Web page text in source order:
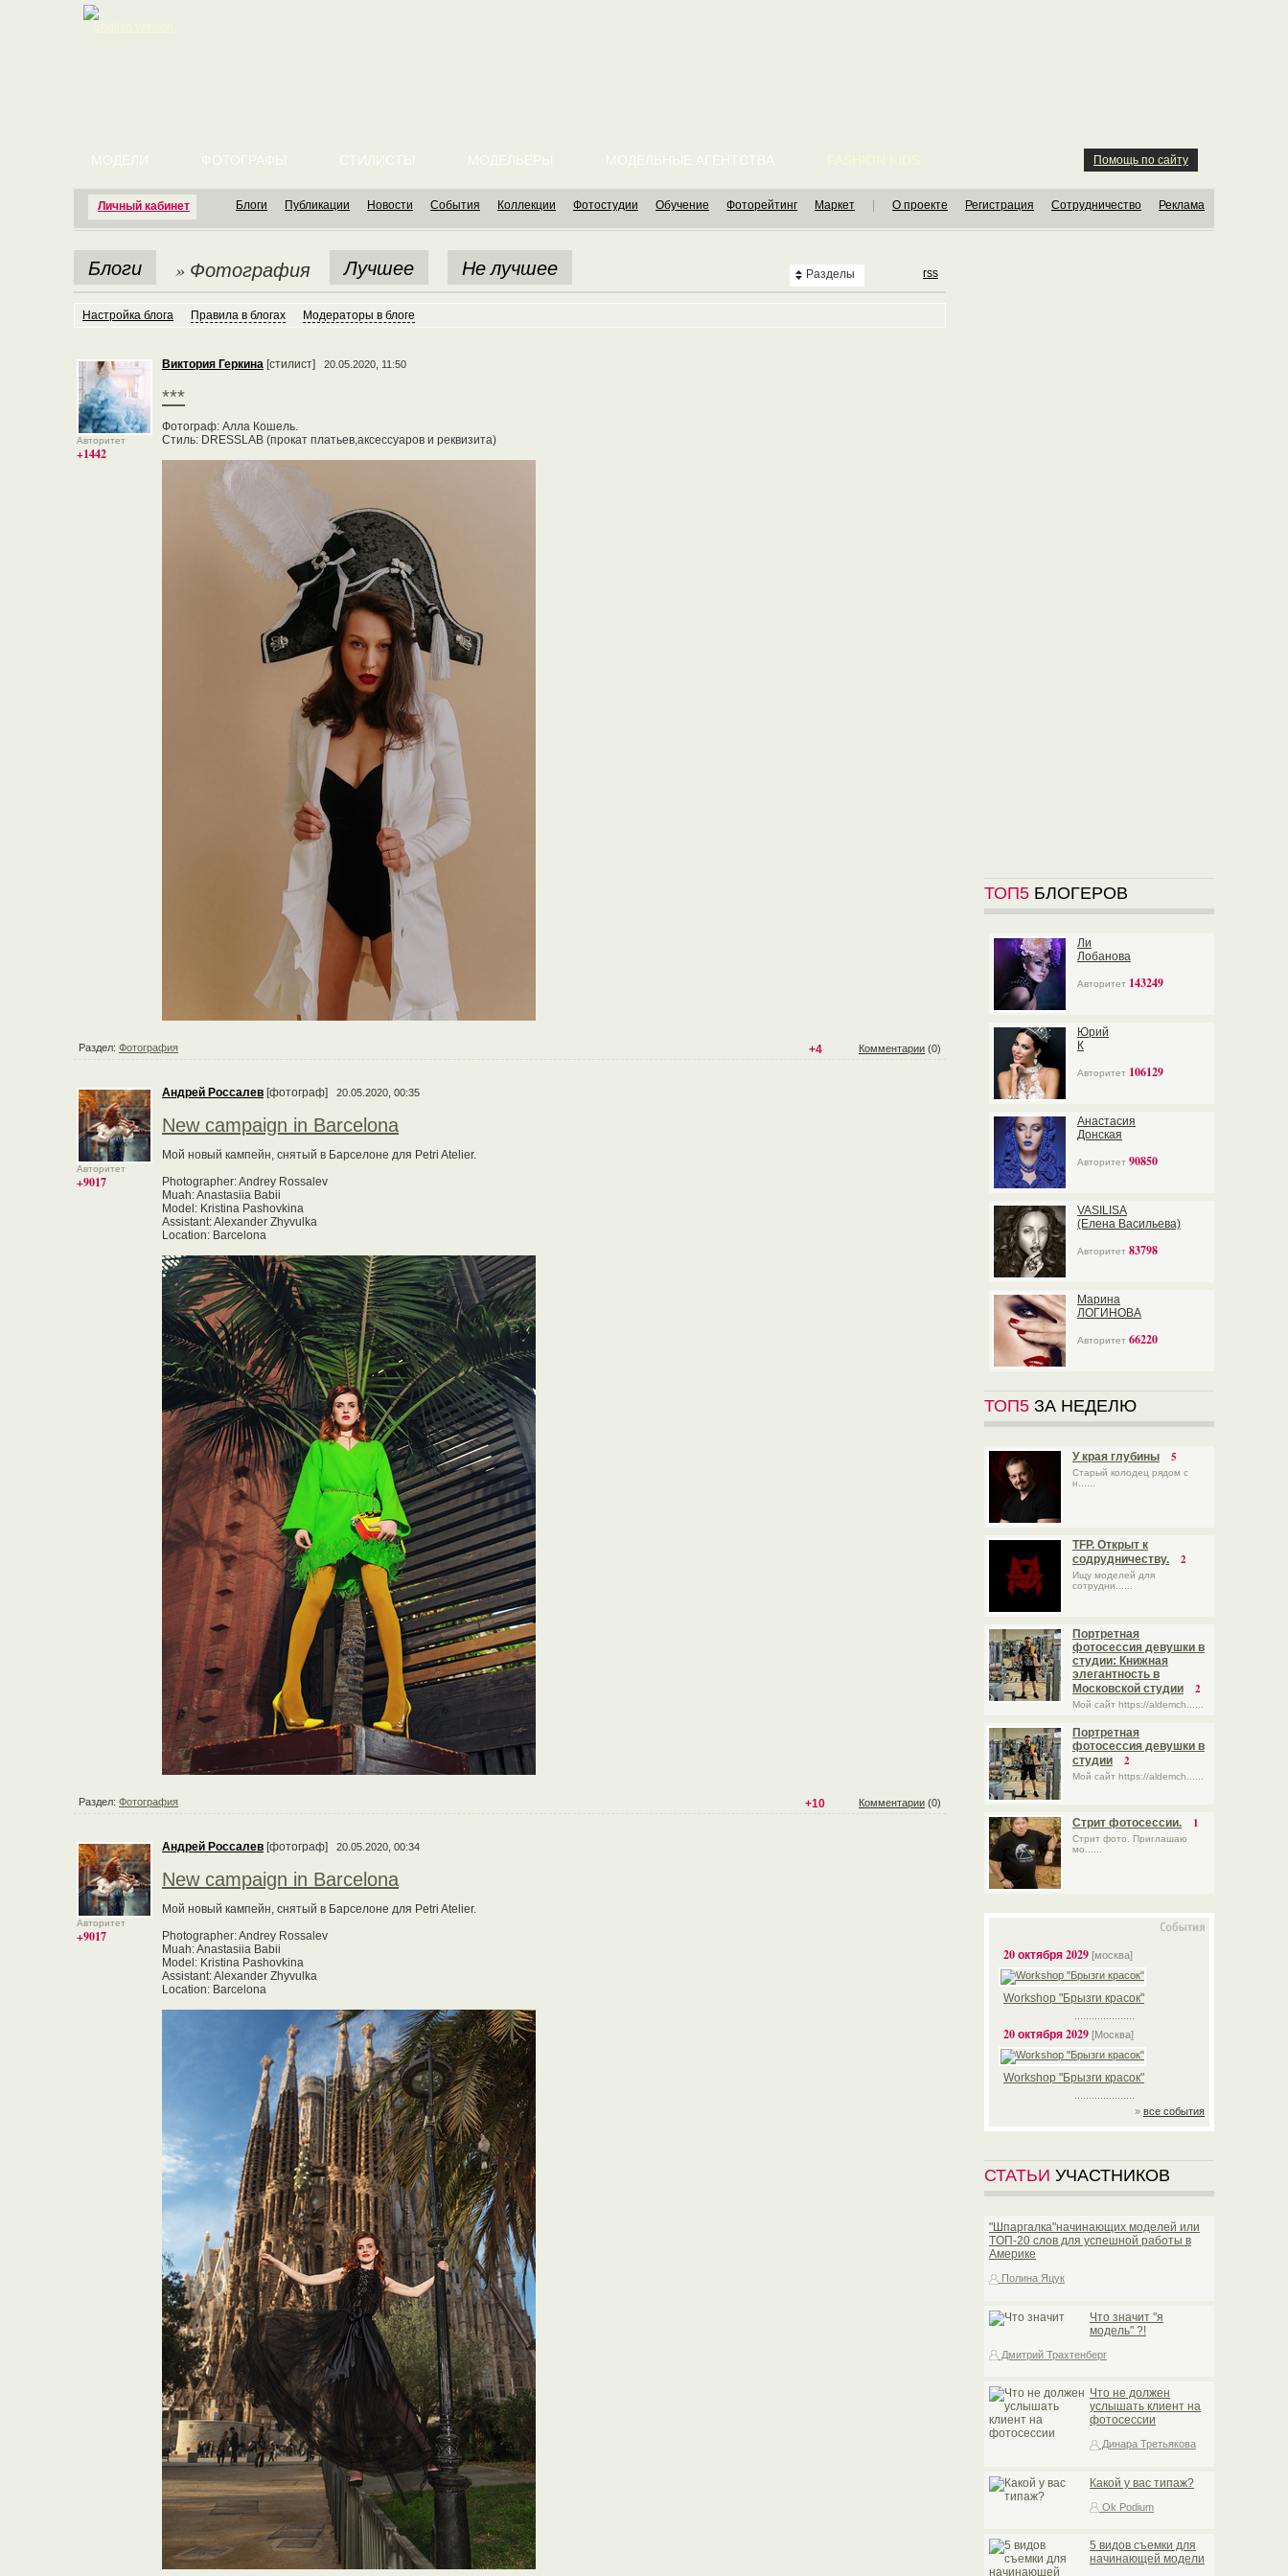
Личный кабинет
МОДЕЛИ ФОТОГРАФЫ СТИЛИСТЫ МОДЕЛЬЕРЫ МОДЕЛЬНЫЕ АГЕНТСТВА Помощь по сайту
Блоги Публикации Новости События Коллекции Фотостудии Обучение Фоторейтинг Маркет О проекте Регистрация Сотрудничество Реклама
Разделы rss
Блоги » Фотография Лучшее Не лучшее
Настройка блога Правила в блогах Модераторы в блоге
Авторитет
+1442
Виктория Геркина [стилист] 20.05.2020, 11:50
***
Фотограф: Алла Кошель.
Стиль: DRESSLAB (прокат платьев,аксессуаров и реквизита)
+4 Комментарии (0)
Раздел: Фотография
Авторитет
+9017
Андрей Россалев [фотограф] 20.05.2020, 00:35
New campaign in Barcelona
Мой новый кампейн, снятый в Барселоне для Petri Atelier.
Photographer: Andrey Rossalev
Muah: Anastasiia Babii
Model: Kristina Pashovkina
Assistant: Alexander Zhyvulka
Location: Barcelona
+10 Комментарии (0)
Раздел: Фотография
Авторитет
+9017
Андрей Россалев [фотограф] 20.05.2020, 00:34
New campaign in Barcelona
Мой новый кампейн, снятый в Барселоне для Petri Atelier.
Photographer: Andrey Rossalev
Muah: Anastasiia Babii
Model: Kristina Pashovkina
Assistant: Alexander Zhyvulka
Location: Barcelona
ТОП5 БЛОГЕРОВ
Ли
Лобанова
Авторитет 143249
Юрий
К
Авторитет 106129
Анастасия
Донская
Авторитет 90850
VASILISA
(Елена Васильева)
Авторитет 83798
Марина
ЛОГИНОВА
Авторитет 66220
ТОП5 ЗА НЕДЕЛЮ
У края глубины 5
Старый колодец рядом с
н......
TFP. Открыт к
содрудничеству.
2
Ищу моделей для
сотрудни......
Портретная
фотосессия девушки в
студии: Книжная
элегантность в
Московской студии
2
Мой сайт https://aldemch......
Портретная
фотосессия девушки в
студии
2
Мой сайт https://aldemch......
Стрит фотосессии. 1
Стрит фото. Приглашаю
мо......
20 октября 2029 [москва]
Workshop "Брызги красок"
20 октября 2029 [Москва]
Workshop "Брызги красок"
» все события
СТАТЬИ УЧАСТНИКОВ
"Шпаргалка"начинающих моделей или
TOП-20 слов для успешной работы в
Америке
Полина Яцук
Что значит "я
модель" ?!
Дмитрий Трахтенберг
Что не должен
услышать клиент на
фотосессии
Динара Третьякова
Какой у вас типаж?
Ok Podium
5 видов съемки для
начинающей модели